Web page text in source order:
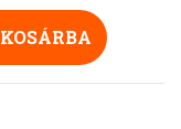
KOSÁRBA